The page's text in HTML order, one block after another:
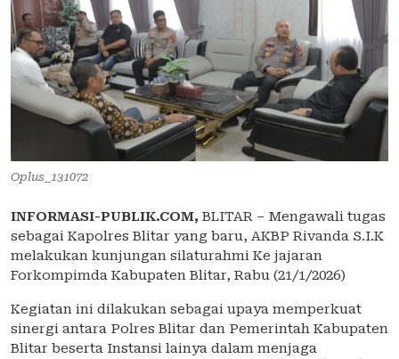
Oplus_131072
INFORMASI-PUBLIK.COM, BLITAR – Mengawali tugas
sebagai Kapolres Blitar yang baru, AKBP Rivanda S.I.K
melakukan kunjungan silaturahmi Ke jajaran
Forkompimda Kabupaten Blitar, Rabu (21/1/2026)
Kegiatan ini dilakukan sebagai upaya memperkuat
sinergi antara Polres Blitar dan Pemerintah Kabupaten
Blitar beserta Instansi lainya dalam menjaga